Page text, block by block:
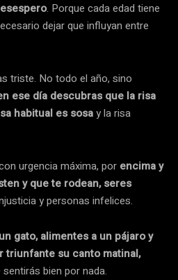
. Porque cada edad tiene
dejar que influyan entre
triste. No todo el año, sino
ese día descubras que la risa
habitual es sosay la risa
urgencia máxima, por encima y
y que te rodean, seres
y personas infelices.
gato, alimentes a un pájaro y
triunfante su canto matinal,
bien por nada.